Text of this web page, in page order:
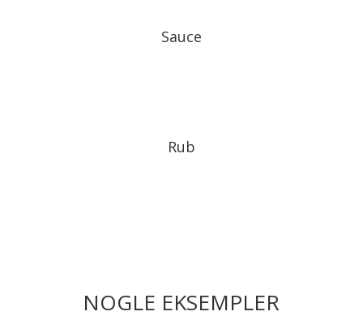
Sauce
Rub
NOGLE EKSEMPLER